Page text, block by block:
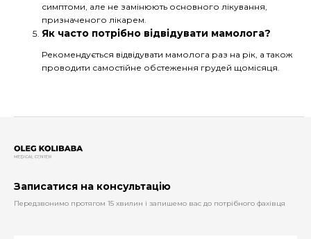
симптоми, але не замінюють основного лікування,
призначеного лікарем.
Як часто потрібно відвідувати мамолога?
Рекомендується відвідувати мамолога раз на рік, а також
проводити самостійне обстеження грудей щомісяця.
Записатися на консультацію
Передзвонимо протягом 15 хвилин і запишемо вас до потрібного фахівця